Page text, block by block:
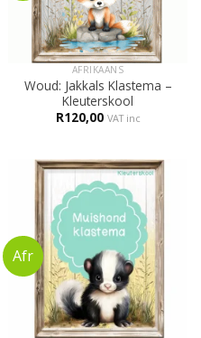
AFRIKAANS
Woud: Jakkals Klastema –
Kleuterskool
R120,00 VAT inc